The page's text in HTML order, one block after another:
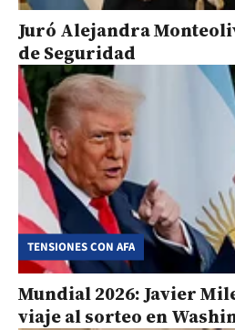
Juró Alejandra
de Seguridad
TENSIONES CON AFA
Mundial 2026: Javier
viaje al sorteo en